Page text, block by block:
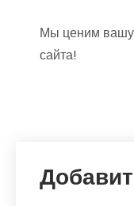
Мы ценим вашу
сайта!